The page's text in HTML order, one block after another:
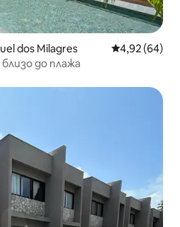
dos Milagres Средна
4,92 (64)
до плажа